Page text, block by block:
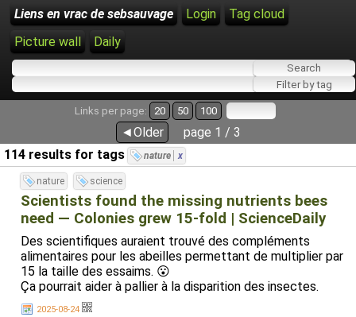
Liens en vrac de sebsauvage Login
Tag cloud
Picture wall
Daily
Links per page: 20 50 100
◄Older
page 1 / 3
114 results for tags
nature x
nature science
Scientists found the missing nutrients bees
need — Colonies grew 15-fold | ScienceDaily
Des scientifiques auraient trouvé des compléments
alimentaires pour les abeilles permettant de multiplier par
15 la taille des essaims. 😮
Ça pourrait aider à pallier à la disparition des insectes.
2025-08-24